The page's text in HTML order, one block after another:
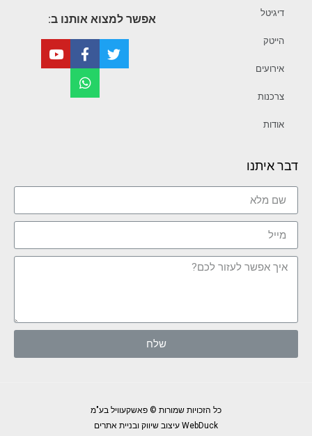
דיגיטל
הייטק
אירועים
צרכנות
אודות
אפשר למצוא אותנו ב:
דבר איתנו
שלח
כל הזכויות שמורות © פאשקעוויל בע"מ
WebDuck עיצוב שיווק ובניית אתרים